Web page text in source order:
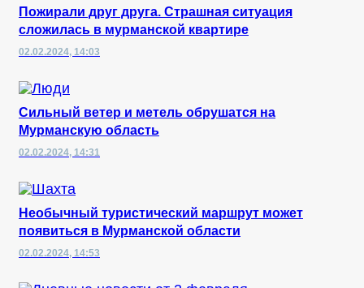
Пожирали друг друга. Страшная ситуация
сложилась в мурманской квартире
02.02.2024, 14:03
Сильный ветер и метель обрушатся на
Мурманскую область
02.02.2024, 14:31
Необычный туристический маршрут может
появиться в Мурманской области
02.02.2024, 14:53